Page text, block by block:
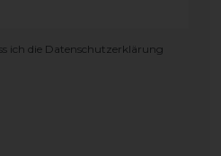
ich die Daten­schutz­erklärung